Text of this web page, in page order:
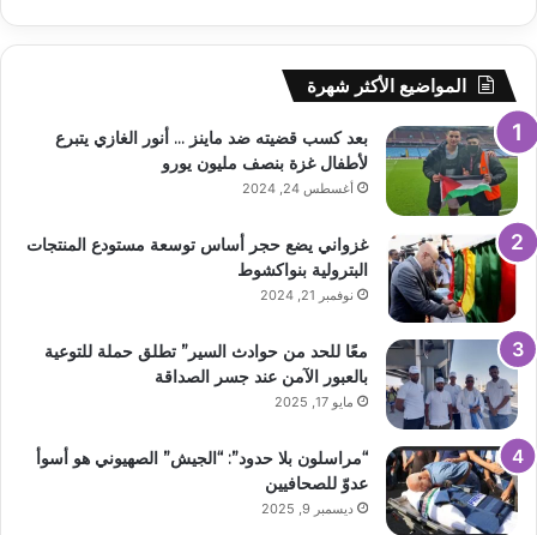
المواضيع الأكثر شهرة
بعد كسب قضيته ضد ماينز … أنور الغازي يتبرع
لأطفال غزة بنصف مليون يورو
أغسطس 24, 2024
غزواني يضع حجر أساس توسعة مستودع المنتجات
البترولية بنواكشوط
نوفمبر 21, 2024
معًا للحد من حوادث السير” تطلق حملة للتوعية
بالعبور الآمن عند جسر الصداقة
مايو 17, 2025
“مراسلون بلا حدود”: “الجيش” الصهيوني هو أسوأ
عدوّ للصحافيين
ديسمبر 9, 2025